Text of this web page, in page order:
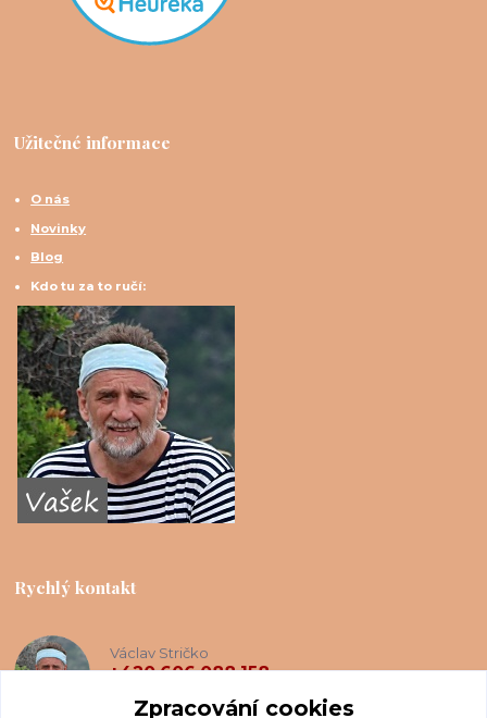
Užitečné informace
O nás
Novinky
Blog
Kdo tu za to ručí:
Rychlý kontakt
Václav Stričko
+420 606 088 158
Zpracování cookies